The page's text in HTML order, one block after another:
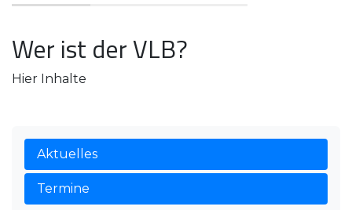
Wer ist der VLB?
Hier Inhalte
Aktuelles
Termine